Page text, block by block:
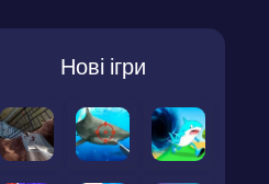
Нові ігри